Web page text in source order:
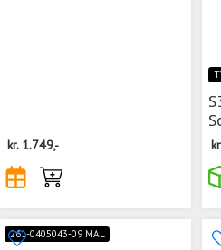
kr. 1.749,-
261-0405043-09 MAL